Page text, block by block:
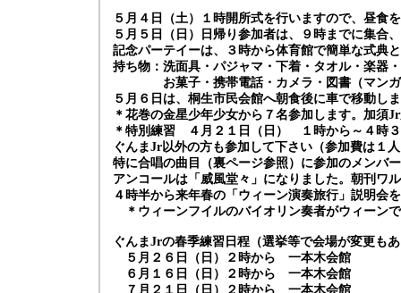
５月４日（土）１時開所式を行いますので、昼食
５月５日（日）日帰り参加者は、９時までに集合
記念パーテイーは、３時から体育館で簡単な式典
持ち物：洗面具・パジャマ・下着・タオル・楽器
お菓子・携帯電話・カメラ・図書（マンガ可
５月６日は、桐生市民会館へ朝食後に車で移動し
＊花巻の金星少年少女から７名参加します。加須Jr
＊特別練習 ４月２１日（日） １時から～４時
ぐんまJr以外の方も参加して下さい（参加費は１
特に合唱の曲目（裏ページ参照）に参加のメンバ
アンコールは「威風堂々」になりました。朝刊ワ
４時半から来年春の「ウィーン演奏旅行」説明会
＊ウィーンフイルのバイオリン奏者がウィーンで
ぐんまJrの春季練習日程（選挙等で会場が変更も
５月２６日（日）２時から 一本木会館
６月１６日（日）２時から 一本木会館
７月２１日（日）２時から 一本木会館